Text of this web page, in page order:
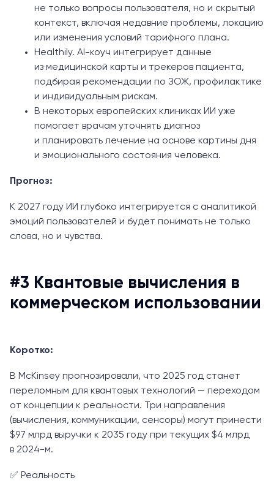
не только вопросы пользователя, но и скрытый
контекст, включая недавние проблемы, локацию
или изменения условий тарифного плана.
Healthily. AI-коуч интегрирует данные
из медицинской карты и трекеров пациента,
подбирая рекомендации по ЗОЖ, профилактике
и индивидуальным рискам.
В некоторых европейских клиниках ИИ уже
помогает врачам уточнять диагноз
и планировать лечение на основе картины дня
и эмоционального состояния человека.
Прогноз:
К 2027 году ИИ глубоко интегрируется с аналитикой
эмоций пользователей и будет понимать не только
слова, но и чувства.
#3 Квантовые вычисления в
коммерческом использовании
Коротко:
В McKinsey прогнозировали, что 2025 год станет
переломным для квантовых технологий — переходом
от концепции к реальности. Три направления
(вычисления, коммуникации, сенсоры) могут принести
$97 млрд выручки к 2035 году при текущих $4 млрд
в 2024-м.
✅ Реальность